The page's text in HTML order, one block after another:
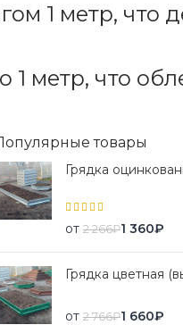
1 метр, что
1 метр, что
товары
Грядка
от 2 266₽1 360₽
Грядка цветная
от 2 766₽1 660₽